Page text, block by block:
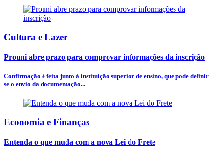
Cultura e Lazer
Prouni abre prazo para comprovar informações da inscrição
Confirmação é feita junto à instituição superior de ensino, que pode definir
se o envio da documentação...
Economia e Finanças
Entenda o que muda com a nova Lei do Frete